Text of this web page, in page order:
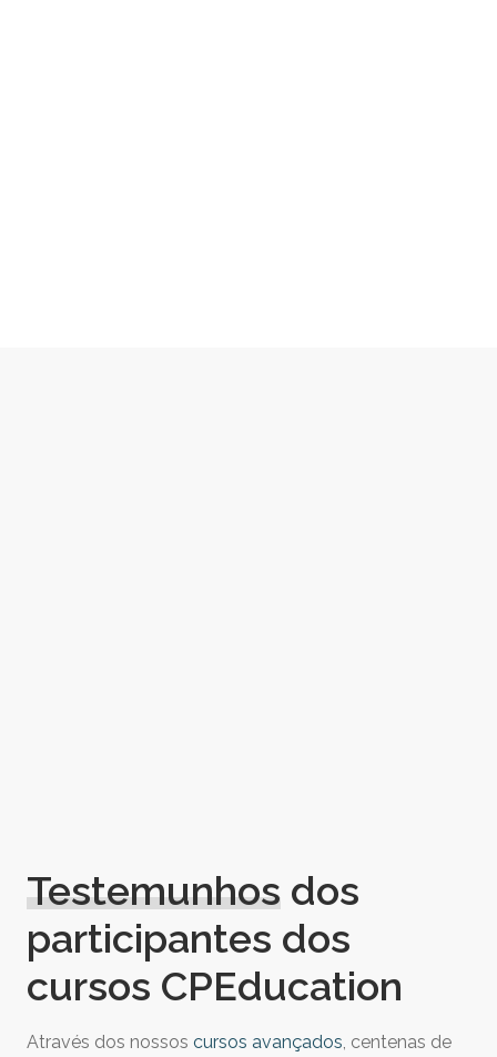
Testemunhos dos
participantes dos
cursos CPEducation
Através dos nossos cursos avançados, centenas de